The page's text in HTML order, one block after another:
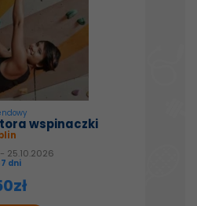
wspinaczki
25.10.2026
dni